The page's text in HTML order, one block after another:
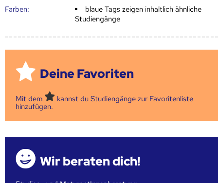
Farben:
blaue Tags zeigen inhaltlich ähnliche
Studiengänge
Deine Favoriten
Mit dem
kannst du Studiengänge zur Favoritenliste
hinzufügen.
Wir beraten dich!